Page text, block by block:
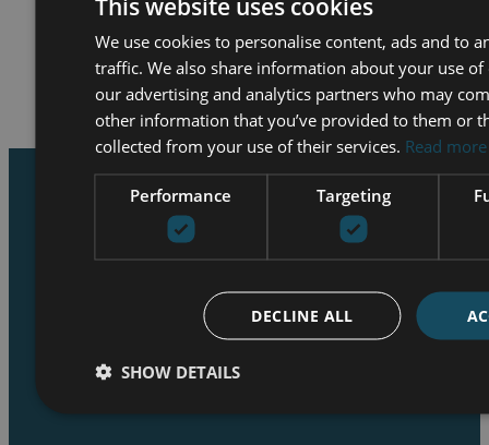
NIEUWS
InstagramLinkedIn Facebook
We use cookies to personalise content, ads and to
traffic. We also share information about your use
our advertising and analytics partners who may
other information that you’ve provided to them or
collected from your use of their services. Read more
Performance Targeting
DECLINE ALL
SHOW DETAILS